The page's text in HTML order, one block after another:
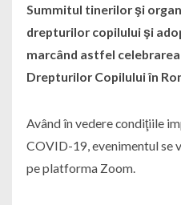
Summitul tinerilor şi
drepturilor copilului şi
marcând astfel
Drepturilor Copilului în
Având în vedere condiţiile
COVID-19, evenimentul se
pe platforma Zoom.